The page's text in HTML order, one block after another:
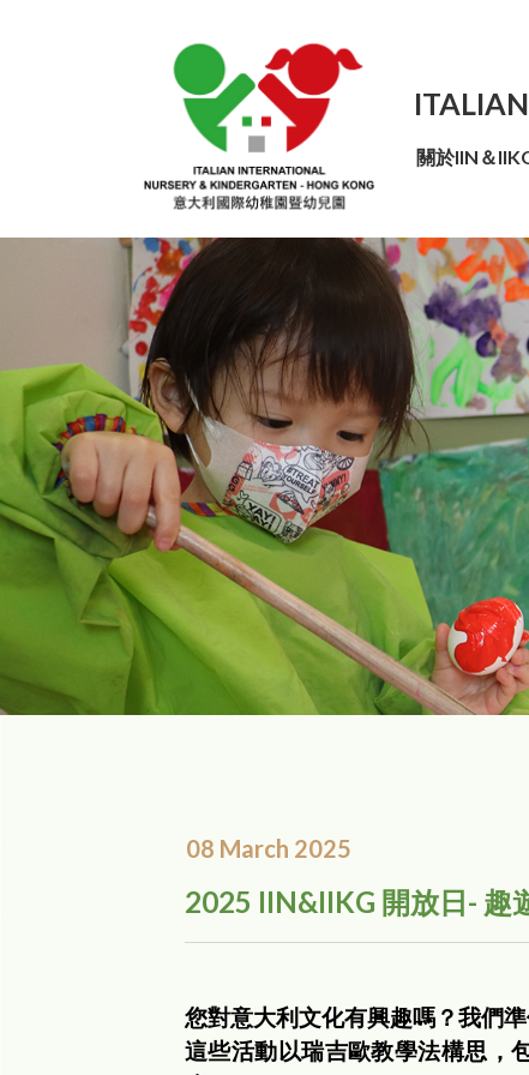
關於IIN＆
08 March 2025
2025 IIN&IIKG 開放日- 趣
您對意大利文化有興趣嗎？我們
這些活動以瑞吉歐教學法構思，